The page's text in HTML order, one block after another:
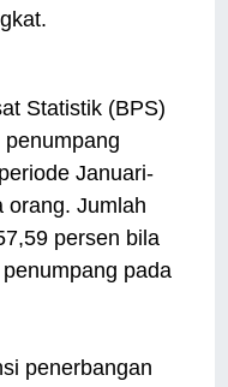
Statistik (BPS)
Januari-
orang. Jumlah
persen bila
pada
penerbangan